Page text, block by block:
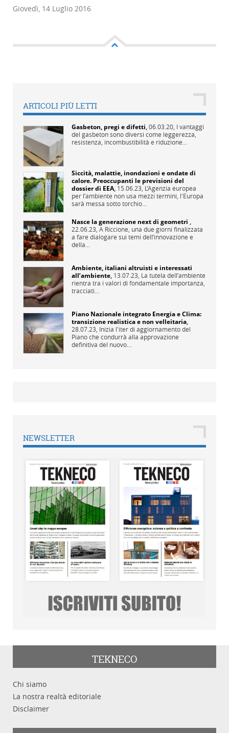
Giovedì, 14 Luglio 2016
ARTICOLI PIÙ LETTI
Gasbeton, pregi e difetti,06.03.20, I vantaggi
del gasbeton sono diversi come leggerezza,
resistenza, incombustibilità e riduzione...
Siccità, malattie, inondazioni e ondate di
calore. Preoccupanti le previsioni del
dossier di EEA, 15.06.23, L’Agenzia europea
per l’ambiente non usa mezzi termini, l'Europa
sarà messa sotto torchio...
Nasce la generazione next di geometri ,
22.06.23, A Riccione, una due giorni finalizzata
a fare dialogare sui temi dell’innovazione e
della...
Ambiente, italiani altruisti e interessati
all’ambiente, 13.07.23, La tutela dell’ambiente
rientra tra i valori di fondamentale importanza,
tracciati...
Piano Nazionale integrato Energia e Clima:
transizione realistica e non velleitaria,
28.07.23, Inizia l'iter di aggiornamento del
Piano che condurrà alla approvazione
definitiva del nuovo...
NEWSLETTER
TEKNECO
Chi siamo
La nostra realtà editoriale
Disclaimer